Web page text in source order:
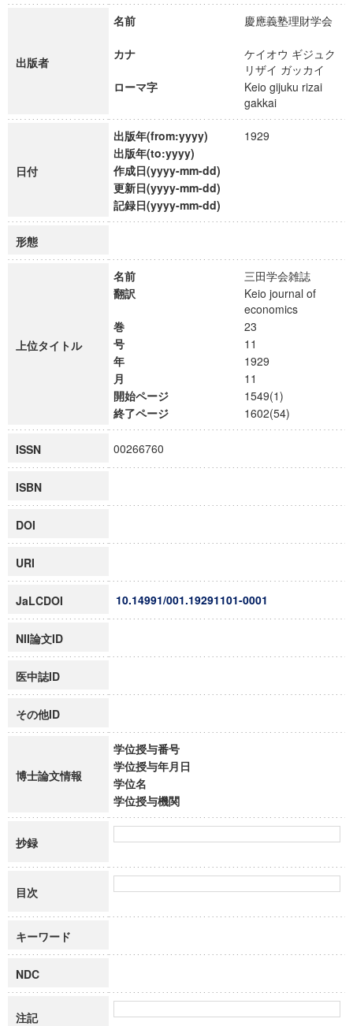
出版者
名前 慶應義塾理財学会
カナ
ケイオウ ギジュク
リザイ ガッカイ
ローマ字
Keio gijuku rizai
gakkai
日付
出版年(from:yyyy)
1929
出版年(to:yyyy)
作成日(yyyy-mm-dd)
更新日(yyyy-mm-dd)
記録日(yyyy-mm-dd)
形態
上位タイトル
名前
三田学会雑誌
翻訳
Keio journal of
economics
巻
23
号
11
年
1929
月
11
開始ページ
1549(1)
終了ページ
1602(54)
ISSN 00266760
ISBN
DOI
URI
JaLCDOI 10.14991/001.19291101-0001
NII論文ID
医中誌ID
その他ID
博士論文情報
学位授与番号
学位授与年月日
学位名
学位授与機関
抄録
目次
キーワード
NDC
注記